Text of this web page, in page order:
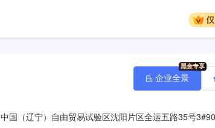
中国（辽宁）自由贸易试验区沈阳片区全运五路35号
企业全景